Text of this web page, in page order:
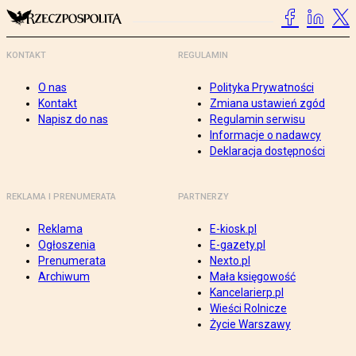
KONTAKT
O nas
Kontakt
Napisz do nas
REGULAMIN
Polityka Prywatności
Zmiana ustawień zgód
Regulamin serwisu
Informacje o nadawcy
Deklaracja dostępności
REKLAMA I PRENUMERATA
Reklama
Ogłoszenia
Prenumerata
Archiwum
PARTNERZY
E-kiosk.pl
E-gazety.pl
Nexto.pl
Mała księgowość
Kancelarierp.pl
Wieści Rolnicze
Życie Warszawy